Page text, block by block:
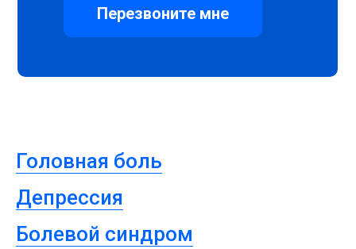
Перезвоните мне
Головная боль
Депрессия
Болевой синдром